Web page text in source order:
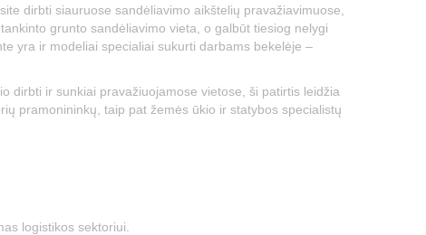
dirbti siauruose sandėliavimo aikštelių pravažiavimuose,
grunto sandėliavimo vieta, o galbūt tiesiog nelygi
yra ir modeliai specialiai sukurti darbams bekelėje –
dirbti ir sunkiai pravažiuojamose vietose, ši patirtis leidžia
pramonininkų, taip pat žemės ūkio ir statybos specialistų
logistikos sektoriui.